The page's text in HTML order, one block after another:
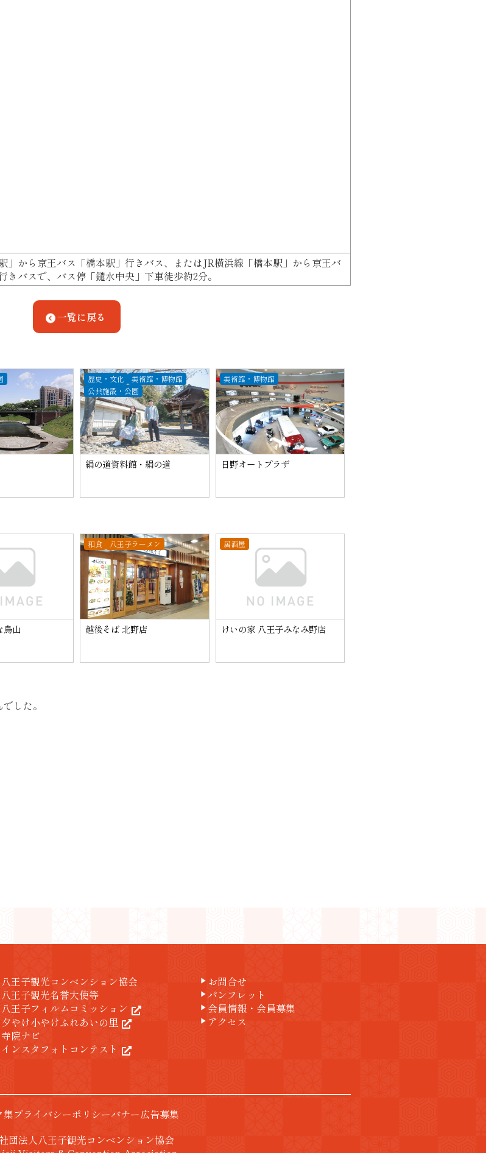
」から京王バス「橋本駅」行きバス、またはJR横浜線「橋本駅」から京王バ
きバスで、バス停「鑓水中央」下車徒歩約2分。
一覧に戻る
歴史・文化
美術館・博物館
公共施設・公園
絹の道資料館・絹の道
美術館・博物館
日野オートプラザ
鳥山
和食 八王子ラーメン
越後そば 北野店
居酒屋
けいの家 八王子みなみ野店
した。
八王子観光コンベンション協会
八王子観光名誉大使等
八王子フィルムコミッション
夕やけ小やけふれあいの里
寺院ナビ
インスタフォトコンテスト
play_arrow お問合せ
play_arrowパンフレット
play_arrow 会員情報・会員募集
play_arrow アクセス
集プライバシーポリシーバナー広告募集
団法人八王子観光コンベンション協会